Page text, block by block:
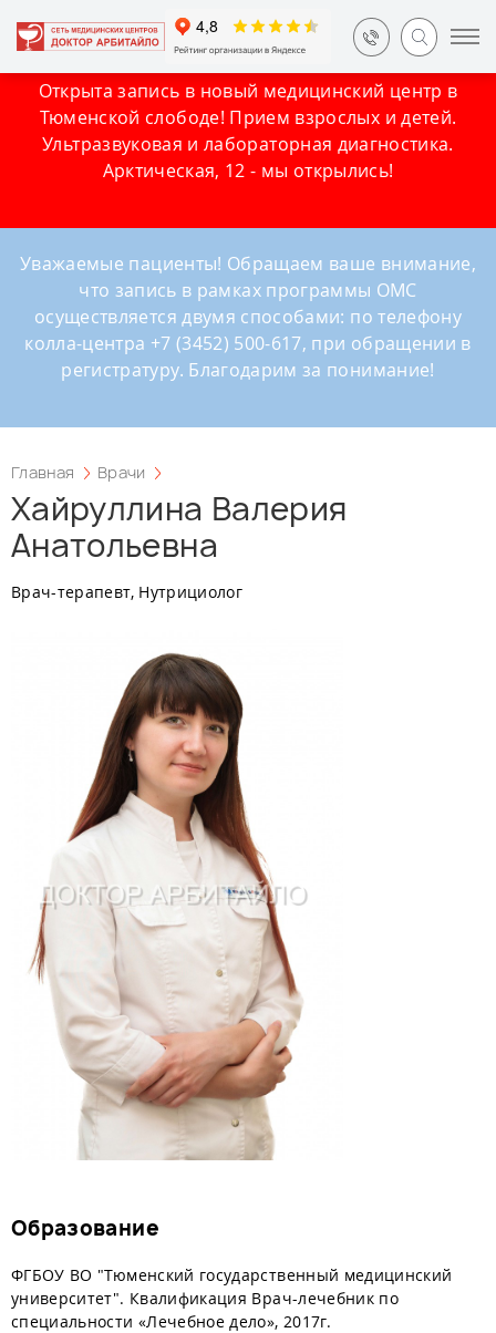
Открыта запись в новый медицинский центр в
Тюменской слободе! Прием взрослых и детей.
Ультразвуковая и лабораторная диагностика.
Арктическая, 12 - мы открылись!
Уважаемые пациенты! Обращаем ваше внимание,
что запись в рамках программы ОМС
осуществляется двумя способами: по телефону
колла-центра +7 (3452) 500-617, при обращении в
регистратуру. Благодарим за понимание!
Главная Врачи
Хайруллина Валерия
Анатольевна
Врач-терапевт, Нутрициолог
Образование
ФГБОУ ВО "Тюменский государственный медицинский
университет". Квалификация Врач-лечебник по
специальности «Лечебное дело», 2017г.